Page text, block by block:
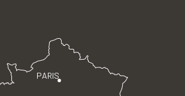
PARIS